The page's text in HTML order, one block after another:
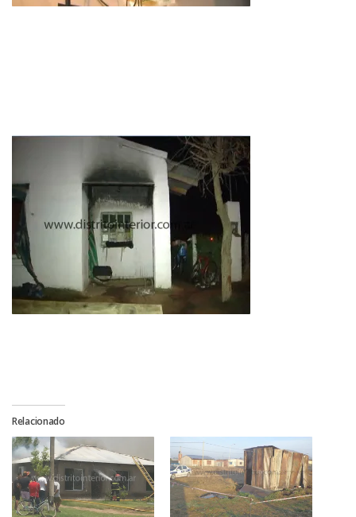
Relacionado